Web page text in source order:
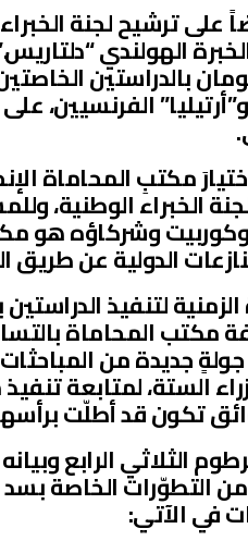
على ترشيح لجنة
الهولندي
بالدراستين
الفرنسيين،
مكتبِ المحاماة
الخبراء الوطنية،
وكوربيت وشركاؤه هو
الدولية عن طريق
الزمنية لتنفيذ
مكتب المحاماة
جديدة من
الستة، لمتابعة
تكون قد أطلّت
الثلاثي الرابع
في الآتي: